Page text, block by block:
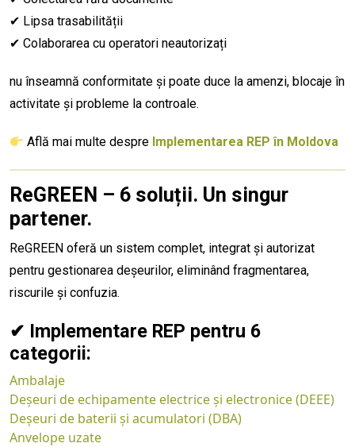
✔ Lipsa trasabilității
✔ Colaborarea cu operatori neautorizați
nu înseamnă conformitate și poate duce la amenzi, blocaje în
activitate și probleme la controale.
Află mai multe despre Implementarea REP în Moldova
ReGREEN – 6 soluții. Un singur
partener.
ReGREEN oferă un sistem complet, integrat și autorizat
pentru gestionarea deșeurilor, eliminând fragmentarea,
riscurile și confuzia.
✔ Implementare REP pentru 6
categorii:
Ambalaje
Deșeuri de echipamente electrice și electronice (DEEE)
Deșeuri de baterii și acumulatori (DBA)
Anvelope uzate